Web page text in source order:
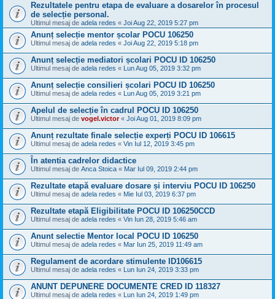
Rezultatele pentru etapa de evaluare a dosarelor în procesul
de selecție personal.
Ultimul mesaj de adela redes « Joi Aug 22, 2019 5:27 pm
Anunț selecție mentor școlar POCU 106250
Ultimul mesaj de adela redes « Joi Aug 22, 2019 5:18 pm
Anunț selecție mediatori școlari POCU ID 106250
Ultimul mesaj de adela redes « Lun Aug 05, 2019 3:32 pm
Anunț selecție consilieri școlari POCU ID 106250
Ultimul mesaj de adela redes « Lun Aug 05, 2019 3:21 pm
Apelul de selecție în cadrul POCU ID 106250
Ultimul mesaj de vogel.victor« Joi Aug 01, 2019 8:09 pm
Anunț rezultate finale selecție experți POCU ID 106615
Ultimul mesaj de adela redes « Vin Iul 12, 2019 3:45 pm
În atentia cadrelor didactice
Ultimul mesaj de Anca Stoica « Mar Iul 09, 2019 2:44 pm
Rezultate etapă evaluare dosare și interviu POCU ID 106250
Ultimul mesaj de adela redes « Mie Iul 03, 2019 6:37 pm
Rezultate etapă Eligibilitate POCU ID 106250CCD
Ultimul mesaj de adela redes « Vin Iun 28, 2019 5:46 am
Anunt selectie Mentor local POCU ID 106250
Ultimul mesaj de adela redes « Mar Iun 25, 2019 11:49 am
Regulament de acordare stimulente ID106615
Ultimul mesaj de adela redes « Lun Iun 24, 2019 3:33 pm
ANUNT DEPUNERE DOCUMENTE CRED ID 118327
Ultimul mesaj de adela redes « Lun Iun 24, 2019 1:49 pm